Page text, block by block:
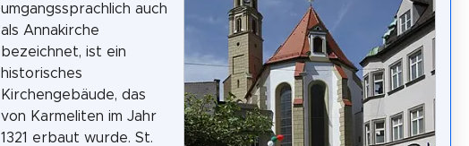
umgangssprachlich auch
als Annakirche
bezeichnet, ist ein
historisches
Kirchengebäude, das
von Karmeliten im Jahr
1321 erbaut wurde. St.